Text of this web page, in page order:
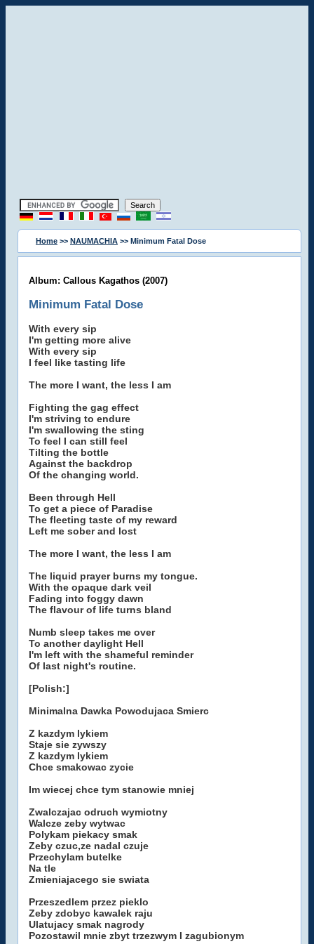
Home >> NAUMACHIA >> Minimum Fatal Dose
Album: Callous Kagathos (2007)
Minimum Fatal Dose
With every sip
I'm getting more alive
With every sip
I feel like tasting life
The more I want, the less I am
Fighting the gag effect
I'm striving to endure
I'm swallowing the sting
To feel I can still feel
Tilting the bottle
Against the backdrop
Of the changing world.
Been through Hell
To get a piece of Paradise
The fleeting taste of my reward
Left me sober and lost
The more I want, the less I am
The liquid prayer burns my tongue.
With the opaque dark veil
Fading into foggy dawn
The flavour of life turns bland
Numb sleep takes me over
To another daylight Hell
I'm left with the shameful reminder
Of last night's routine.
[Polish:]
Minimalna Dawka Powodujaca Smierc
Z kazdym lykiem
Staje sie zywszy
Z kazdym lykiem
Chce smakowac zycie
Im wiecej chce tym stanowie mniej
Zwalczajac odruch wymiotny
Walcze zeby wytwac
Polykam piekacy smak
Zeby czuc,ze nadal czuje
Przechylam butelke
Na tle
Zmieniajacego sie swiata
Przeszedlem przez pieklo
Zeby zdobyc kawalek raju
Ulatujacy smak nagrody
Pozostawil mnie zbyt trzezwym I zagubionym